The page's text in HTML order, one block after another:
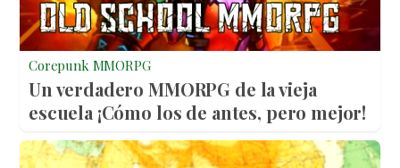
Corepunk MMORPG
Un verdadero MMORPG de la vieja
escuela ¡Cómo los de antes, pero mejor!